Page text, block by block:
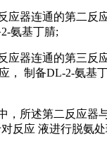
应器连通的第二反
氨基丁腈;
应器连通的第三反
， 制备DL-2-氨基
，所述第二反应器
反应 液进行脱氨处